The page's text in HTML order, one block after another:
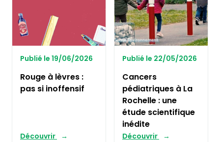
Publié le 19/06/2026
Rouge à lèvres :
pas si inoffensif
Découvrir
Publié le 22/05/2026
Cancers
pédiatriques à La
Rochelle : une
étude scientifique
inédite
Découvrir